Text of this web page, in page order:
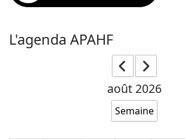
L'agenda APAHF
août 2026
Semaine